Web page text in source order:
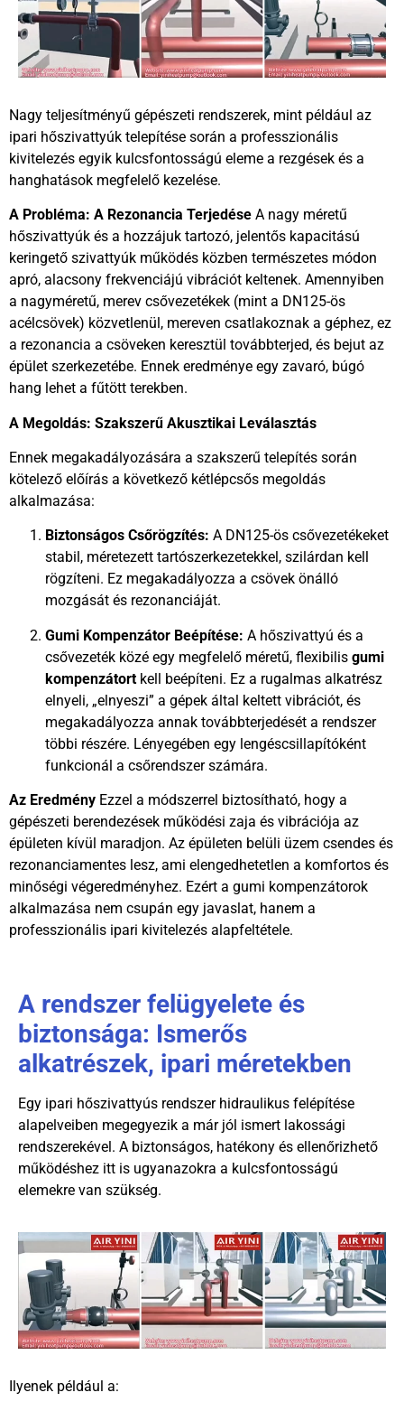
Nagy teljesítményű gépészeti rendszerek, mint például az
ipari hőszivattyúk telepítése során a professzionális
kivitelezés egyik kulcsfontosságú eleme a rezgések és a
hanghatások megfelelő kezelése.
A Probléma: A Rezonancia Terjedése A nagy méretű
hőszivattyúk és a hozzájuk tartozó, jelentős kapacitású
keringető szivattyúk működés közben természetes módon
apró, alacsony frekvenciájú vibrációt keltenek. Amennyiben
a nagyméretű, merev csővezetékek (mint a DN125-ös
acélcsövek) közvetlenül, mereven csatlakoznak a géphez, ez
a rezonancia a csöveken keresztül továbbterjed, és bejut az
épület szerkezetébe. Ennek eredménye egy zavaró, búgó
hang lehet a fűtött terekben.
A Megoldás: Szakszerű Akusztikai Leválasztás
Ennek megakadályozására a szakszerű telepítés során
kötelező előírás a következő kétlépcsős megoldás
alkalmazása:
Biztonságos Csőrögzítés: A DN125-ös csővezetékeket
stabil, méretezett tartószerkezetekkel, szilárdan kell
rögzíteni. Ez megakadályozza a csövek önálló
mozgását és rezonanciáját.
Gumi Kompenzátor Beépítése: A hőszivattyú és a
csővezeték közé egy megfelelő méretű, flexibilis gumi
kompenzátort kell beépíteni. Ez a rugalmas alkatrész
elnyeli, „elnyeszi” a gépek által keltett vibrációt, és
megakadályozza annak továbbterjedését a rendszer
többi részére. Lényegében egy lengéscsillapítóként
funkcionál a csőrendszer számára.
Az Eredmény Ezzel a módszerrel biztosítható, hogy a
gépészeti berendezések működési zaja és vibrációja az
épületen kívül maradjon. Az épületen belüli üzem csendes és
rezonanciamentes lesz, ami elengedhetetlen a komfortos és
minőségi végeredményhez. Ezért a gumi kompenzátorok
alkalmazása nem csupán egy javaslat, hanem a
professzionális ipari kivitelezés alapfeltétele.
A rendszer felügyelete és
biztonsága: Ismerős
alkatrészek, ipari méretekben
Egy ipari hőszivattyús rendszer hidraulikus felépítése
alapelveiben megegyezik a már jól ismert lakossági
rendszerekével. A biztonságos, hatékony és ellenőrizhető
működéshez itt is ugyanazokra a kulcsfontosságú
elemekre van szükség.
Ilyenek például a: